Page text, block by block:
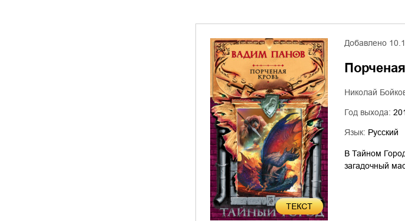
ТЕКСТ
Добавлено
Николай
Год выхода:
Язык: Русский
В Тайном
загадочный